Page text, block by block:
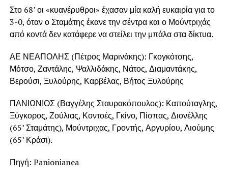
Στο 68’ οι «κυανέρυθροι» έχασαν μία καλή ευκαιρία για το
3-0, όταν ο Σταμάτης έκανε την σέντρα και ο Μούντριχάς
από κοντά δεν κατάφερε να στείλει την μπάλα στα δίκτυα.
ΑΕ ΝΕΑΠΟΛΗΣ (Πέτρος Μαρινάκης): Γκογκότσης,
Μότσο, Ζαντάλης, Ψαλλιδάκης, Νάτος, Διαμαντάκης,
Βερούσι, Ξυλούρης, Καρβέλας, Βήτος Ξυλούρης
ΠΑΝΙΩΝΙΟΣ (Βαγγέλης Σταυρακόπουλος): Καπούταγλης,
Ξύγκορος, Ζούλιας, Κοντοές, Γκίνο, Πίσπας, Διονέλλης
(65’ Σταμάτης), Μούντριχας, Γροντής, Αργυρίου, Λιούμης
(65’ Κράσι).
Πηγή: Panionianea